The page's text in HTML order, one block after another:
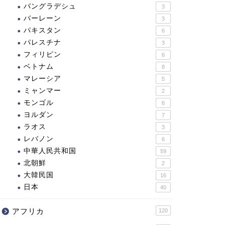
バングラデシュ 3
バーレーン 3
パキスタン 6
パレスチナ 3
フィリピン 6
ベトナム 8
マレーシア 5
ミャンマー 2
モンゴル 6
ヨルダン 7
ラオス 3
レバノン 6
中華人民共和国 59
北朝鮮 2
大韓民国 16
日本 40
アフリカ 120